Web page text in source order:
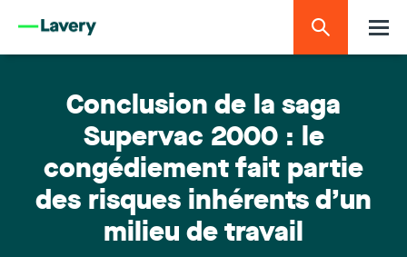
Conclusion de la saga
Supervac 2000 : le
congédiement fait partie
des risques inhérents d’un
milieu de travail